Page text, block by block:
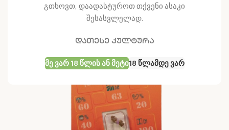
გთხოვთ, დაადასტუროთ თქვენი ასაკი
შესასვლელად.
დათესე კულტურა
Მე Ვარ 18 Წლის Ან Მეტი18 Წლამდე Ვარ